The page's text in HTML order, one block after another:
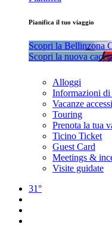
Pianifica il tuo viaggio
Scopri la Bellinzona
Scopri la nuova
Alloggi
Informazioni
Vacanze
Touring
Prenota la tua
Ticino Ticket
Guest Card
Meetings &
Visite guidate
31°